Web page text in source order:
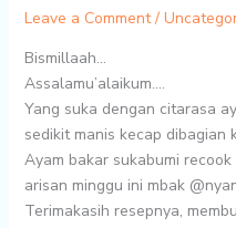
Leave a Comment /
Bismillaah…
Assalamu’alaikum….
Yang suka dengan citarasa
sedikit manis kecap dibagian
Ayam bakar sukabumi
arisan minggu ini mbak
Terimakasih resepnya,